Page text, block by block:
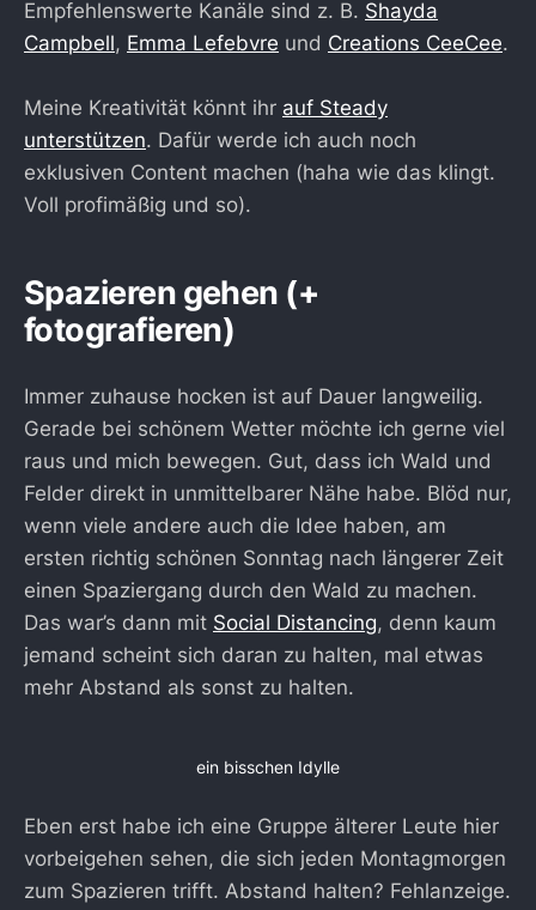
Empfehlenswerte Kanäle sind z. B. Shayda
Campbell, Emma Lefebvre und Creations CeeCee.
Meine Kreativität könnt ihr auf Steady
unterstützen. Dafür werde ich auch noch
exklusiven Content machen (haha wie das klingt.
Voll profimäßig und so).
Spazieren gehen (+
fotografieren)
Immer zuhause hocken ist auf Dauer langweilig.
Gerade bei schönem Wetter möchte ich gerne viel
raus und mich bewegen. Gut, dass ich Wald und
Felder direkt in unmittelbarer Nähe habe. Blöd nur,
wenn viele andere auch die Idee haben, am
ersten richtig schönen Sonntag nach längerer Zeit
einen Spaziergang durch den Wald zu machen.
Das war’s dann mit Social Distancing, denn kaum
jemand scheint sich daran zu halten, mal etwas
mehr Abstand als sonst zu halten.
ein bisschen Idylle
Eben erst habe ich eine Gruppe älterer Leute hier
vorbeigehen sehen, die sich jeden Montagmorgen
zum Spazieren trifft. Abstand halten? Fehlanzeige.